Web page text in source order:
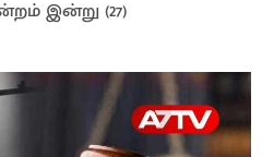
இன்று (27)